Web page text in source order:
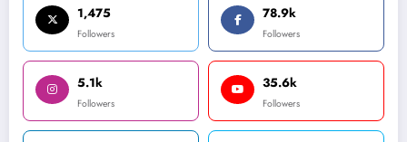
1,475
Followers
78.9k
Followers
5.1k
Followers
35.6k
Followers